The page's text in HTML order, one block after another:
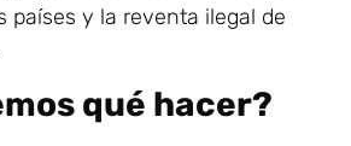
países y la reventa ilegal de
qué hacer?